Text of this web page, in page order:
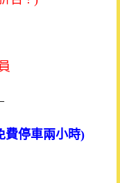
費停車兩小時)